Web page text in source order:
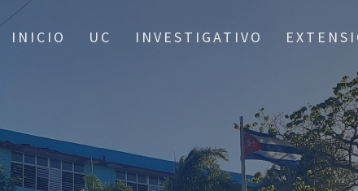
INICIO UC INVESTIGATIVO